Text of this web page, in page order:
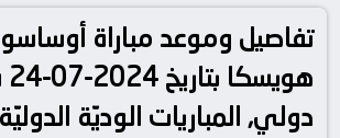
تفاصيل وموعد مباراة
دولي, المباريات الوديّة الدوليّة